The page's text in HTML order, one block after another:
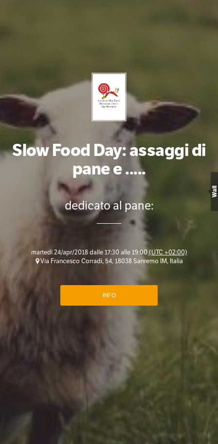
Slow Food Day: assaggi di
pane e .....
dedicato al pane:
martedì 24/apr/2018 dalle 17:30 alle 19:00 (UTC +02:00)
Via Francesco Corradi, 54, 18038 Sanremo IM, Italia
INFO
Wall